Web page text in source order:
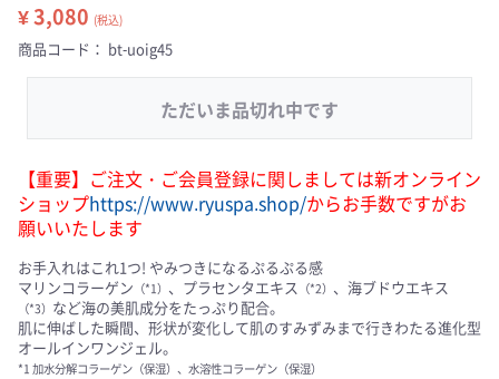
¥ 3,080 (税込)
商品コード： bt-uoig45
ただいま品切れ中です
【重要】ご注文・ご会員登録に関しましては新オンライン
ショップhttps://www.ryuspa.shop/からお手数ですがお
願いいたします
お手入れはこれ1つ! やみつきになるぷるぷる感
マリンコラーゲン （*1） 、プラセンタエキス （*2） 、海ブドウエキス
（*3） など海の美肌成分をたっぷり配合。
肌に伸ばした瞬間、形状が変化して肌のすみずみまで行きわたる進化型
オールインワンジェル。
*1 加水分解コラーゲン（保湿）、水溶性コラーゲン（保湿）